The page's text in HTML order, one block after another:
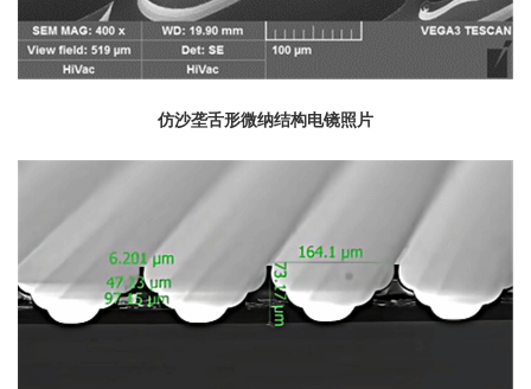
仿沙垄舌形微纳结构电镜照片